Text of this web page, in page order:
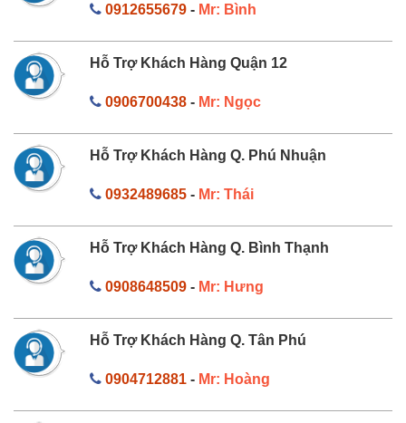
0912655679- Mr: Bình
Hỗ Trợ Khách Hàng Quận 12
0906700438- Mr: Ngọc
Hỗ Trợ Khách Hàng Q. Phú Nhuận
0932489685- Mr: Thái
Hỗ Trợ Khách Hàng Q. Bình Thạnh
0908648509- Mr: Hưng
Hỗ Trợ Khách Hàng Q. Tân Phú
0904712881- Mr: Hoàng